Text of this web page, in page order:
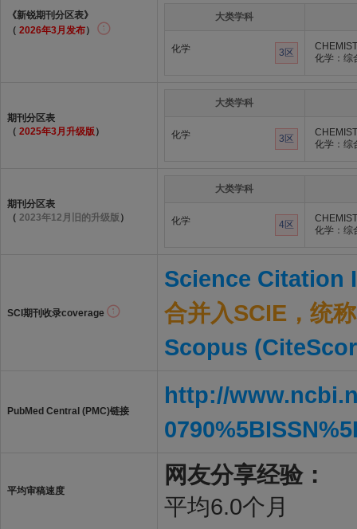
《新锐期刊分区表》
（ 2026年3月发布）
大类学科
化学 3区
化学：综
期刊分区表
（ 2025年3月升级版 ）
大类学科
化学 3区
化学：综
期刊分区表
（ 2023年12月旧的升级版 ）
大类学科
化学 4区
化学：综
SCI期刊收录coverage
Science Citation
合并入SCIE，统
Scopus
PubMed Central (PMC)链接
http://
平均审稿速度
网友分享经验：
平均6.0个月